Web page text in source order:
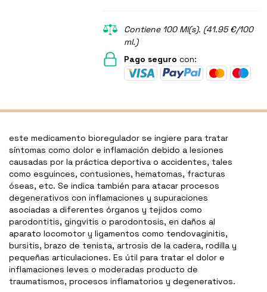
Contiene 100 Ml(s). (41.95 €/100
ml.)
Pago seguro con:
este medicamento bioregulador se ingiere para tratar
síntomas como dolor e inflamación debido a lesiones
causadas por la práctica deportiva o accidentes, tales
como esguinces, contusiones, hematomas, fracturas
óseas, etc. Se indica también para atacar procesos
degenerativos con inflamaciones y supuraciones
asociadas a diferentes órganos y tejidos como
parodontitis, gingvitis o parodontosis, en daños al
aparato locomotor y ligamentos como tendovaginitis,
bursitis, brazo de tenista, artrosis de la cadera, rodilla y
pequeñas articulaciones. Es útil para tratar el dolor e
inflamaciones leves o moderadas producto de
traumatismos, procesos inflamatorios y degenerativos.